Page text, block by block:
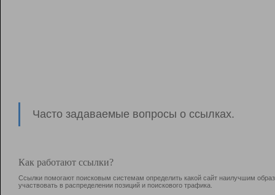
Часто задаваемые вопросы о ссылках.
Как работают ссылки?
Ссылки помогают поисковым системам определить какой сайт наилучшим
участвовать в раcпределении позиций и поискового трафика.